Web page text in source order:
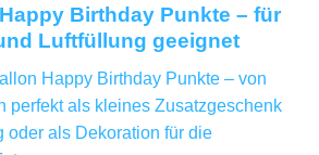
Birthday Punkte – für
Luftfüllung geeignet
Happy Birthday Punkte – von
perfekt als kleines Zusatzgeschenk
oder als Dekoration für die